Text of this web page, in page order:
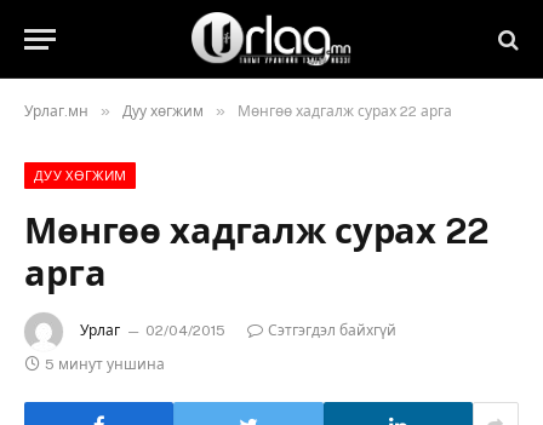
Урлаг.мн » Дуу хөгжим » Мөнгөө хадгалж сурах 22 арга
ДУУ ХӨГЖИМ
Мөнгөө хадгалж сурах 22
арга
Урлаг 02/04/2015
Сэтгэгдэл байхгүй
5 минут уншина